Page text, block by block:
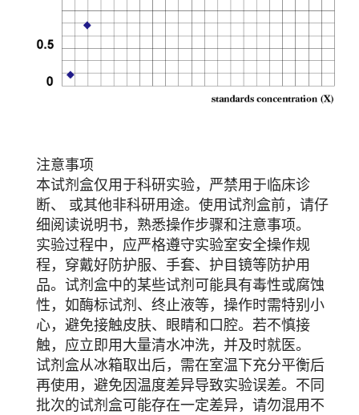
注意事项
本试剂盒仅用于科研实验，严禁用于临床诊
断、 或其他非科研用途。使用试剂盒前，请仔
细阅读说明书，熟悉操作步骤和注意事项。
实验过程中，应严格遵守实验室安全操作规
程，穿戴好防护服、手套、护目镜等防护用
品。试剂盒中的某些试剂可能具有毒性或腐蚀
性，如酶标试剂、终止液等，操作时需特别小
心，避免接触皮肤、眼睛和口腔。若不慎接
触，应立即用大量清水冲洗，并及时就医。
试剂盒从冰箱取出后，需在室温下充分平衡后
再使用，避免因温度差异导致实验误差。不同
批次的试剂盒可能存在一定差异，请勿混用不